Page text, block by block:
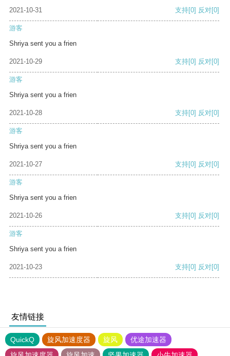
2021-10-31 支持[0] 反对[0]
游客
Shriya sent you a frien
2021-10-29 支持[0] 反对[0]
游客
Shriya sent you a frien
2021-10-28 支持[0] 反对[0]
游客
Shriya sent you a frien
2021-10-27 支持[0] 反对[0]
游客
Shriya sent you a frien
2021-10-26 支持[0] 反对[0]
游客
Shriya sent you a frien
2021-10-23 支持[0] 反对[0]
友情链接
QuickQ 旋风加速度器 旋风
优途加速器